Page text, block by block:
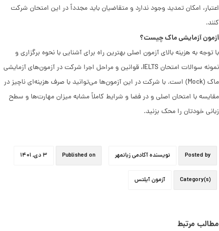
اعتبار، امکان تمدید وجود ندارد و متقاضیان باید مجدداً در این امتحان شرکت
کنند.
آزمون آزمایشی ماک چیست؟
با توجه به هزینه بالای آزمون اصلی بهترین راه برای آشنایی با نحوه برگزاری و
نمونه سوالات امتحان IELTS، قوانین و مراحل اجرا شرکت در آزمون‌های آزمایشی
ماک (Mock) است. با شرکت در این آزمون‌ها می‌توانید با صرف هزینه‌ای ناچیز در
مقایسه با امتحان اصلی و در فضا و شرایط کاملاً مشابه میزان مهارت‌ها و سطح
زبانی خودتان را محک بزنید.
Posted by نویسنده آکادمی زبانمهر Published on ۳ دی, ۱۴۰۱
Category(s) آزمون آیلتس
مطالب مرتبط